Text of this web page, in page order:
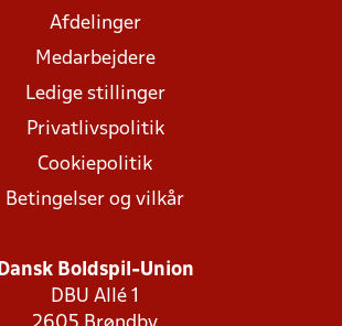
Afdelinger
Medarbejdere
Ledige stillinger
Privatlivspolitik
Cookiepolitik
Betingelser og vilkår
Dansk Boldspil-Union
DBU Allé 1